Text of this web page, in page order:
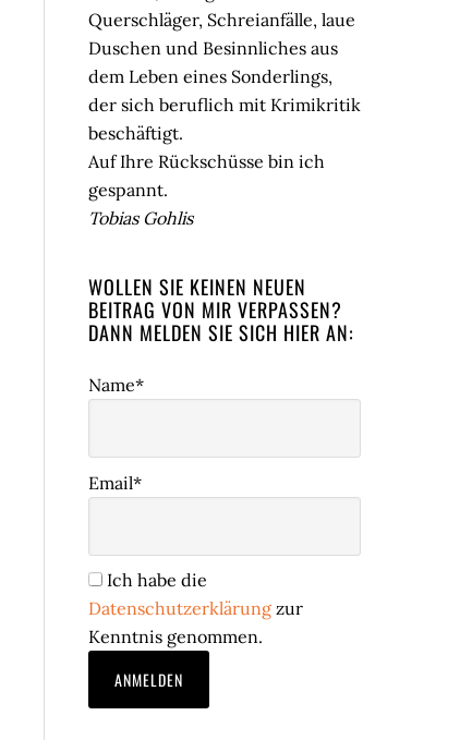
Querschläger, Schreianfälle, laue
Duschen und Besinnliches aus
dem Leben eines Sonderlings,
der sich beruflich mit Krimikritik
beschäftigt.
Auf Ihre Rückschüsse bin ich
gespannt.
Tobias Gohlis
WOLLEN SIE KEINEN NEUEN
BEITRAG VON MIR VERPASSEN?
DANN MELDEN SIE SICH HIER AN:
Name*
Email*
Ich habe die
Datenschutzerklärung zur
Kenntnis genommen.